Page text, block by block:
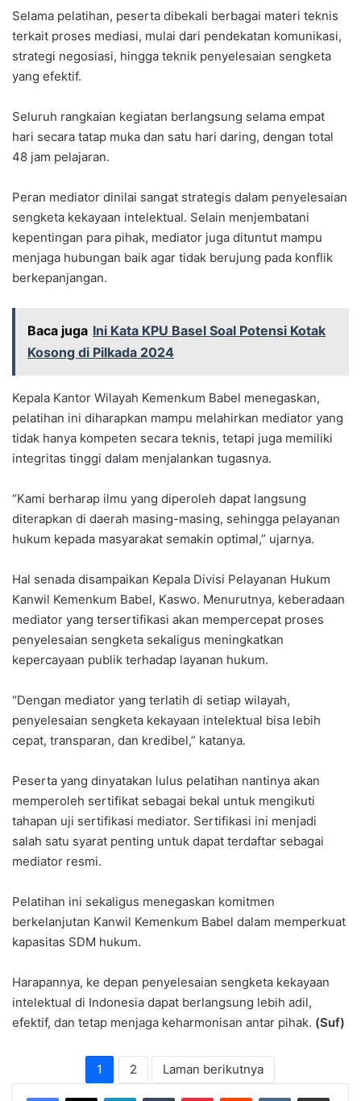
Selama pelatihan, peserta dibekali berbagai materi teknis
terkait proses mediasi, mulai dari pendekatan komunikasi,
strategi negosiasi, hingga teknik penyelesaian sengketa
yang efektif.
Seluruh rangkaian kegiatan berlangsung selama empat
hari secara tatap muka dan satu hari daring, dengan total
48 jam pelajaran.
Peran mediator dinilai sangat strategis dalam penyelesaian
sengketa kekayaan intelektual. Selain menjembatani
kepentingan para pihak, mediator juga dituntut mampu
menjaga hubungan baik agar tidak berujung pada konflik
berkepanjangan.
Baca juga Ini Kata KPU Basel Soal Potensi Kotak
Kosong di Pilkada 2024
Kepala Kantor Wilayah Kemenkum Babel menegaskan,
pelatihan ini diharapkan mampu melahirkan mediator yang
tidak hanya kompeten secara teknis, tetapi juga memiliki
integritas tinggi dalam menjalankan tugasnya.
“Kami berharap ilmu yang diperoleh dapat langsung
diterapkan di daerah masing-masing, sehingga pelayanan
hukum kepada masyarakat semakin optimal,” ujarnya.
Hal senada disampaikan Kepala Divisi Pelayanan Hukum
Kanwil Kemenkum Babel, Kaswo. Menurutnya, keberadaan
mediator yang tersertifikasi akan mempercepat proses
penyelesaian sengketa sekaligus meningkatkan
kepercayaan publik terhadap layanan hukum.
“Dengan mediator yang terlatih di setiap wilayah,
penyelesaian sengketa kekayaan intelektual bisa lebih
cepat, transparan, dan kredibel,” katanya.
Peserta yang dinyatakan lulus pelatihan nantinya akan
memperoleh sertifikat sebagai bekal untuk mengikuti
tahapan uji sertifikasi mediator. Sertifikasi ini menjadi
salah satu syarat penting untuk dapat terdaftar sebagai
mediator resmi.
Pelatihan ini sekaligus menegaskan komitmen
berkelanjutan Kanwil Kemenkum Babel dalam memperkuat
kapasitas SDM hukum.
Harapannya, ke depan penyelesaian sengketa kekayaan
intelektual di Indonesia dapat berlangsung lebih adil,
efektif, dan tetap menjaga keharmonisan antar pihak. (Suf)
1 2
Laman berikutnya
LinkedInTumblrPinterestRedditVKontakteShare via Email